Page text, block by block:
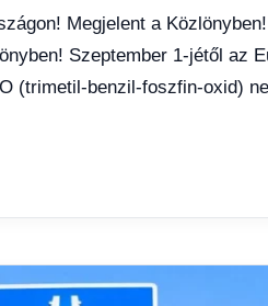
Megjelent a
Szeptember 1-jétől az
(trimetil-benzil-foszfin-oxid)